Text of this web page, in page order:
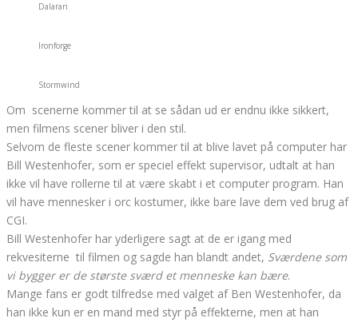
Dalaran
Ironforge
Stormwind
Om scenerne kommer til at se sådan ud er endnu ikke sikkert,
men filmens scener bliver i den stil.
Selvom de fleste scener kommer til at blive lavet på computer har
Bill Westenhofer, som er speciel effekt supervisor, udtalt at han
ikke vil have rollerne til at være skabt i et computer program. Han
vil have mennesker i orc kostumer, ikke bare lave dem ved brug af
CGI.
Bill Westenhofer har yderligere sagt at de er igang med
rekvesiterne til filmen og sagde han blandt andet, Sværdene som
vi bygger er de største sværd et menneske kan bære.
Mange fans er godt tilfredse med valget af Ben Westenhofer, da
han ikke kun er en mand med styr på effekterne, men at han